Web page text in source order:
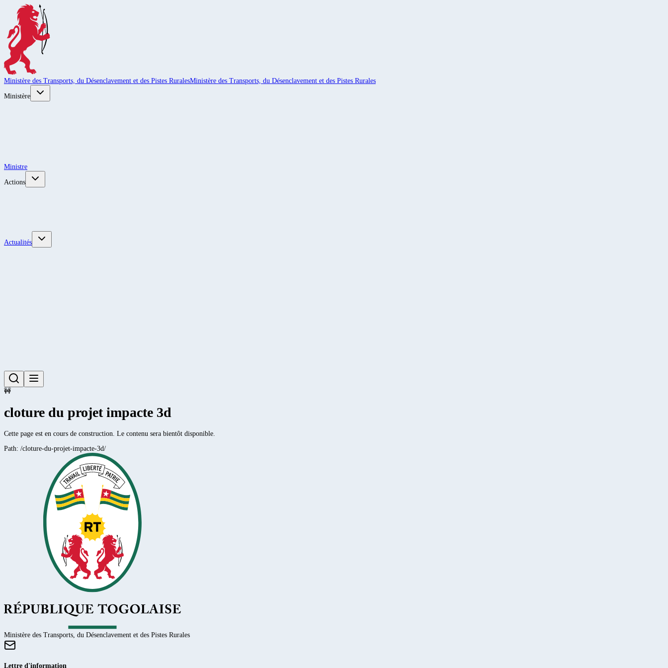
Ministère des Transports, du Désenclavement et des Pistes RuralesMinistère des Transports, du Désenclavement et des Pistes Rurales
Ministère
Ministre
Actions
Actualités
🚧
cloture du projet impacte 3d
Cette page est en cours de construction. Le contenu sera bientôt disponible.
Path: /cloture-du-projet-impacte-3d/
Ministère des Transports, du Désenclavement et des Pistes Rurales
Lettre d'information